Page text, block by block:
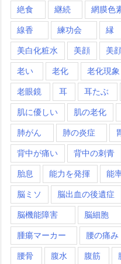
絶食 継続 網膜色
線香 練功会 縁
美白化粧水 美顔 美
老い 老化 老化現象
老眼鏡 耳 耳たぶ
肌に優しい 肌の老化
肺がん 肺の炎症
背中が痛い 背中の刺青
胎息 能力を発揮 能
脳ミソ 脳出血の後遺症
脳機能障害 脳細胞
腫瘍マーカー 腰の痛み
腰骨 腹水 腹筋